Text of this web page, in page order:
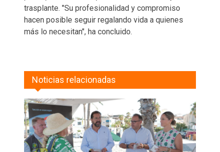
trasplante. "Su profesionalidad y compromiso
hacen posible seguir regalando vida a quienes
más lo necesitan", ha concluido.
Noticias relacionadas